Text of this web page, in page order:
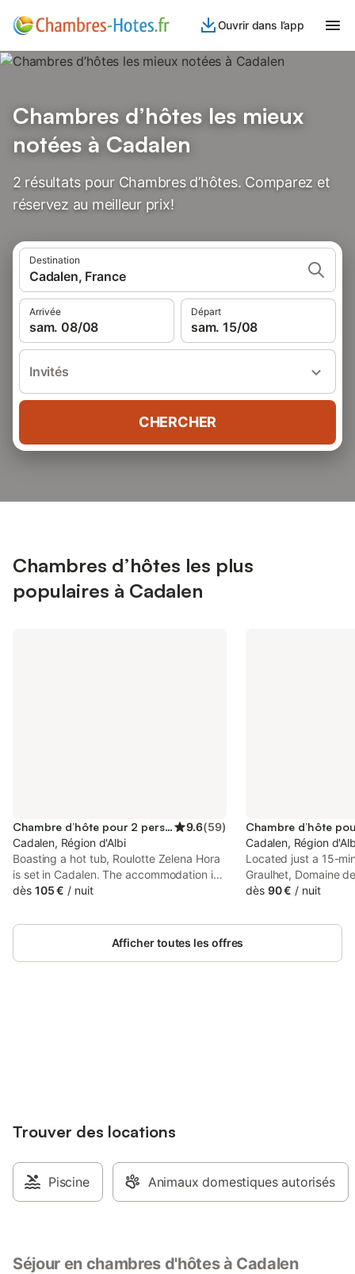
Ouvrir dans l’app
Chambres d’hôtes les mieux
notées à Cadalen
2 résultats pour Chambres d’hôtes. Comparez et
réservez au meilleur prix!
Destination
Cadalen, France
Arrivée
sam. 08/08
Départ
sam. 15/08
Invités
CHERCHER
Chambres d’hôtes les plus
populaires à Cadalen
Chambre d’hôte pour 2 personnes 9.6(59)
Cadalen, Région d'Albi
Boasting a hot tub, Roulotte Zelena Hora
is set in Cadalen. The accommodation is
31 km from Cordes-sur-Ciel, and guests
private parking available on site.
dès 105 € / nuit
Cadalen, Région
Located just a 15-
Graulhet, Domaine
outdoor swimming
Decorated in neutral
dès 90 € / nuit
Afficher toutes les offres
Trouver des locations
Piscine Animaux domestiques autorisés
Séjour en chambres d'hôtes à Cadalen